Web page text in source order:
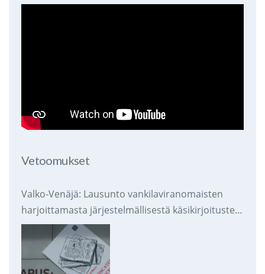
Vetoomukset
Valko-Venäjä: Lausunto vankilaviranomaisten
harjoittamasta järjestelmällisestä käsikirjoitusten
takavarikoinnista ja tuhoamisesta